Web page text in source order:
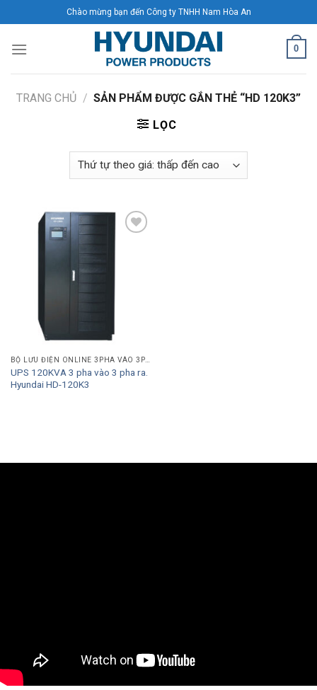
to
content
Chào mừng bạn đến Công ty TNHH Nam Hòa An
0
TRANG CHỦ / SẢN PHẨM ĐƯỢC GẮN THẺ “HD 120K3”
LỌC
UPS 120KVA 3 pha vào 3 pha ra.
Hyundai HD-120K3